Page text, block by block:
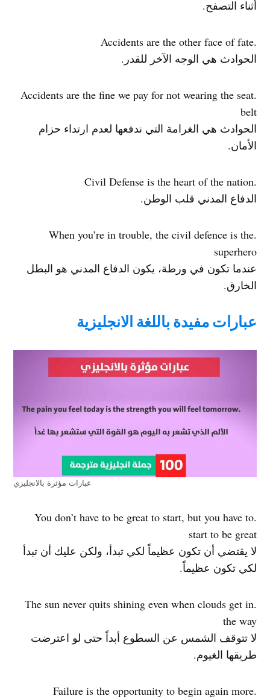
أثناء التصفح.
.Accidents are the other face of fate
الحوادث هي الوجه الآخر للقدر.
.Accidents are the fine we pay for not wearing the seat
belt
الحوادث هي الغرامة التي ندفعها لعدم ارتداء حزام
الأمان.
.Civil Defense is the heart of the nation
الدفاع المدني قلب الوطن.
.When you’re in trouble, the civil defence is the
superhero
عندما تكون في ورطة، يكون الدفاع المدني هو البطل
الخارق.
عبارات مفيدة باللغة الانجليزية
عبارات مؤثرة بالانجليزي
.You don’t have to be great to start, but you have to
start to be great
لا يقتضي أن تكون عظيماً لكي تبدأ، ولكن عليك أن تبدأ
لكي تكون عظيماً.
.The sun never quits shining even when clouds get in
the way
لا تتوقف الشمس عن السطوع أبداً حتى لو اعترضت
طريقها الغيوم.
.Failure is the opportunity to begin again more